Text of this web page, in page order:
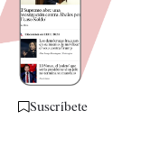
Suscríbete